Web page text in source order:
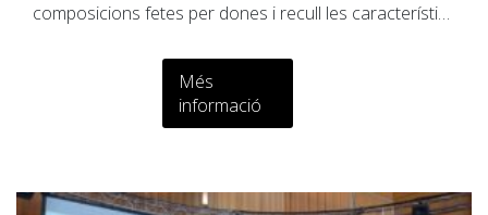
composicions fetes per dones i recull les característi…
Més
informació